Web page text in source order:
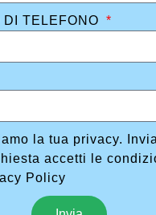
DI TELEFONO
la tua privacy.
accetti le
Policy